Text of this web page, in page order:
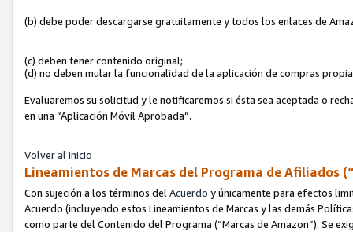
(b) debe poder descargarse gratuitamente y todos los enlaces de
(c) deben tener contenido original;
(d) no deben mular la funcionalidad de la aplicación de compras
Evaluaremos su solicitud y le notificaremos si ésta sea aceptada o
en una “Aplicación Móvil Aprobada”.
Volver al inicio
Lineamientos de Marcas del Programa de Afiliados
Con sujeción a los términos del Acuerdo y únicamente para efectos
Acuerdo (incluyendo estos Lineamientos de Marcas y las demás
como parte del Contenido del Programa (“Marcas de Amazon”). Se